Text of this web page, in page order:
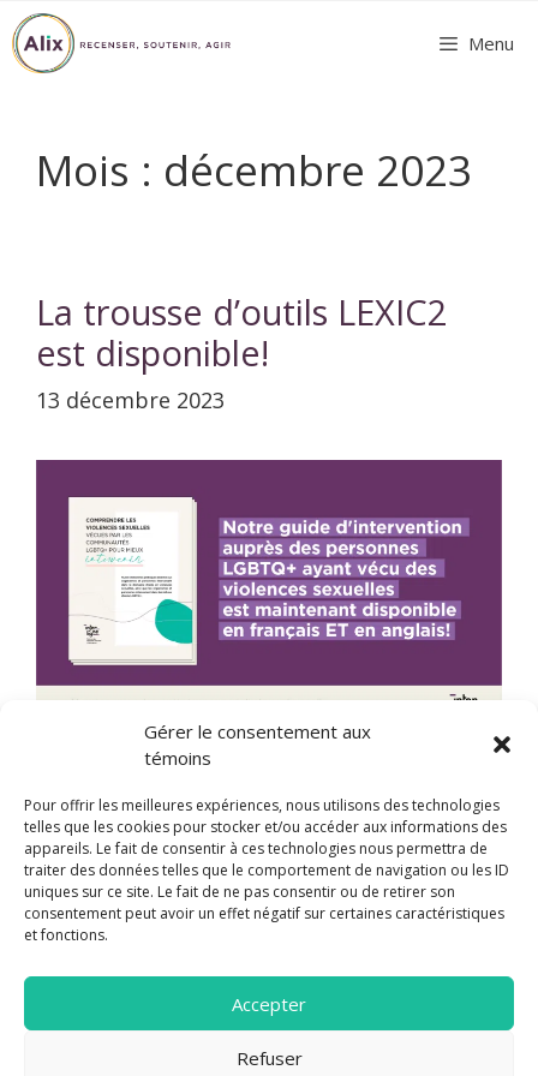
Gérer le consentement aux
témoins
Pour offrir les meilleures expériences, nous utilisons des technologies
telles que les cookies pour stocker et/ou accéder aux informations des
appareils. Le fait de consentir à ces technologies nous permettra de
traiter des données telles que le comportement de navigation ou les ID
uniques sur ce site. Le fait de ne pas consentir ou de retirer son
consentement peut avoir un effet négatif sur certaines caractéristiques
et fonctions.
Accepter
Refuser
Aller
au
contenu
Menu
Mois : décembre 2023
La trousse d’outils LEXIC2
est disponible!
13 décembre 2023
COMMUNIQUÉ La trousse d’outils LEXIC2 –
Laboratoire des expériences et des
intersections pour comprendre et contrer
les violences sexuelles vécues par les
communautés LGBTQ+ est gratuite. La
trousse d’outils LEXIC2 …Lire la suite